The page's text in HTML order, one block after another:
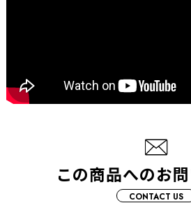
この商品へのお
CONTACT US